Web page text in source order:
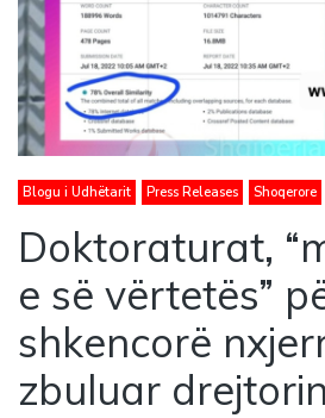
Blogu i Udhëtarit Press Releases Shoqerore
Doktoraturat,
e së vërtetës”
shkencorë
zbuluar